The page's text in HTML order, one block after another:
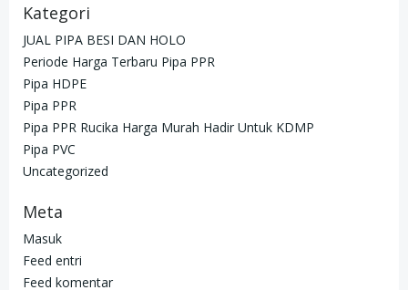
Kategori
JUAL PIPA BESI DAN HOLO
Periode Harga Terbaru Pipa PPR
Pipa HDPE
Pipa PPR
Pipa PPR Rucika Harga Murah Hadir Untuk KDMP
Pipa PVC
Uncategorized
Meta
Masuk
Feed entri
Feed komentar